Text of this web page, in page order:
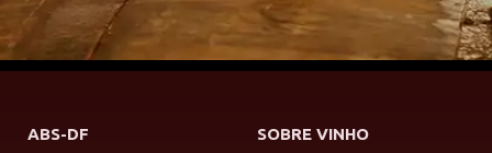
ABS-DF SOBRE VINHO